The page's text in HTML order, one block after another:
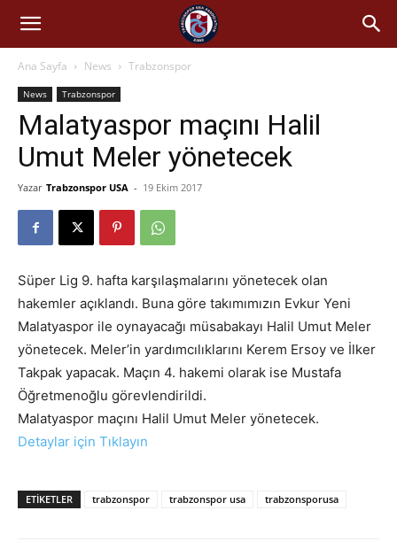
Ana Sayfa News Trabzonspor
News Trabzonspor
Malatyaspor maçını Halil
Umut Meler yönetecek
Yazar Trabzonspor USA - 19 Ekim 2017
Süper Lig 9. hafta karşılaşmalarını yönetecek olan
hakemler açıklandı. Buna göre takımımızın Evkur Yeni
Malatyaspor ile oynayacağı müsabakayı Halil Umut Meler
yönetecek. Meler’in yardımcılıklarını Kerem Ersoy ve İlker
Takpak yapacak. Maçın 4. hakemi olarak ise Mustafa
Öğretmenoğlu görevlendirildi.
Malatyaspor maçını Halil Umut Meler yönetecek.
Detaylar için Tıklayın
ETIKETLER trabzonspor trabzonspor usa trabzonsporusa